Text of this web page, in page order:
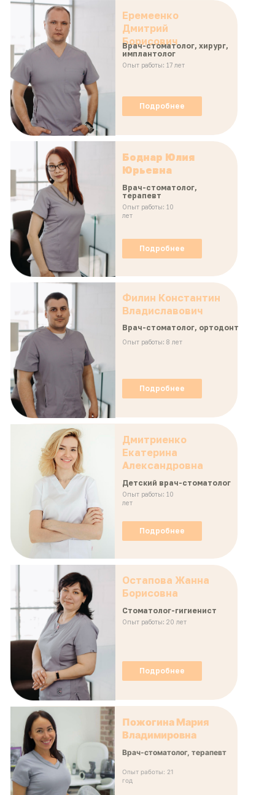
Еремеенко
Дмитрий
Борисович
Врач-стоматолог, хирург,
имплантолог
Опыт работы: 17 лет
Подробнее
Боднар Юлия
Юрьевна
Врач-стоматолог,
терапевт
Опыт работы: 10
лет
Подробнее
Филин Константин
Владиславович
Врач-стоматолог, ортодонт
Опыт работы: 8 лет
Подробнее
Дмитриенко
Екатерина
Александровна
Детский врач-стоматолог
Опыт работы: 10
лет
Подробнее
Остапова Жанна
Борисовна
Стоматолог-гигиенист
Опыт работы: 20 лет
Подробнее
Пожогина Мария
Владимировна
Врач-стоматолог, терапевт
Опыт работы: 21
год